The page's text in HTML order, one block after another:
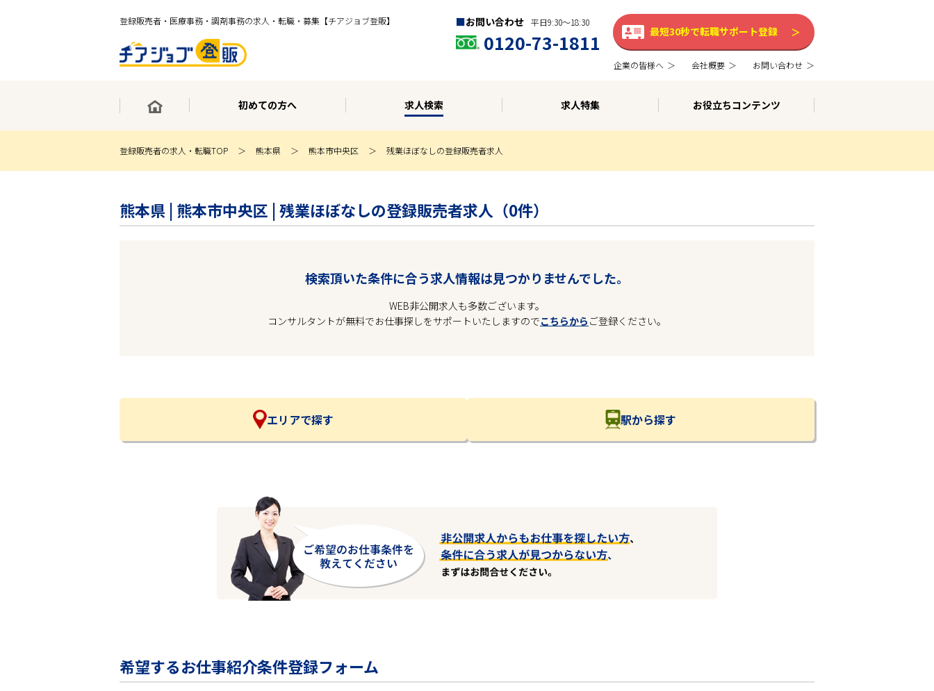
登録販売者・医療事務・調剤事務の求人・転職・募集【チアジョブ登販】 お問い合わせ 平日9:30〜18:30
0120-73-1811 最短30秒で転職サポート登録
企業の皆様へ 会社概要 お問い合わせ
初めての方へ 求人検索 求人特集 お役立ちコンテンツ
登録販売者の求人・転職TOP 熊本県 熊本市中央区 残業ほぼなしの登録販売者求人
熊本県 | 熊本市中央区 | 残業ほぼなしの登録販売者求人（0件）
検索頂いた条件に合う求人情報は見つかりませんでした。
WEB非公開求人も多数ございます。
コンサルタントが無料でお仕事探しをサポートいたしますのでこちらから ご登録ください。
エリアで探す 駅から探す
希望するお仕事紹介条件登録フォーム